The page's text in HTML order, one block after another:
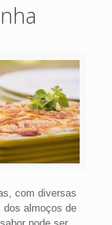
com diversas
dos almoços de